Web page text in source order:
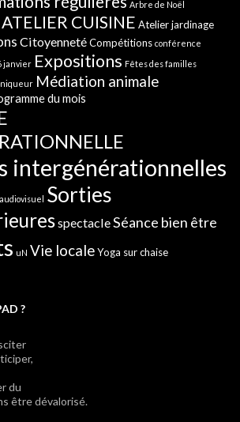
Arbre de Noël
ATELIER CUISINE Atelier jardinage
CitoyennetéCompétitions conférence
janvier Expositions Fêtes des familles
Médiation animale
du mois
intergénérationnelles
Sorties
spectacleSéance bien être
uN Vie localeYoga sur chaise
?
du
être dévalorisé.